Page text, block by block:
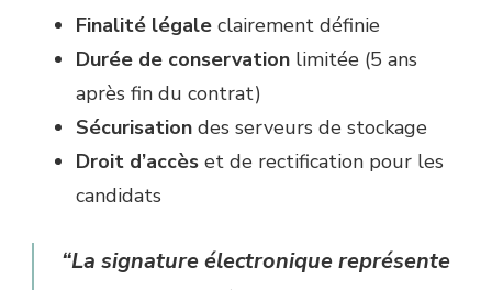
Finalité légale clairement définie
Durée de conservation limitée (5 ans
après fin du contrat)
Sécurisation des serveurs de stockage
Droit d’accès et de rectification pour les
candidats
“La signature électronique représente